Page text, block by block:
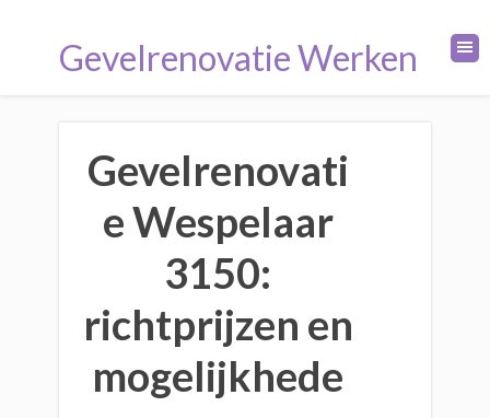
Gevelrenovatie Werken
Gevelrenovati
e Wespelaar
3150:
richtprijzen en
mogelijkhede